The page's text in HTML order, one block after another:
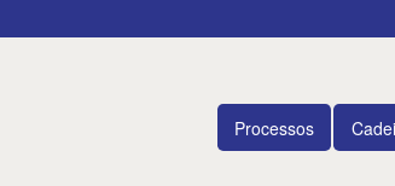
Processos